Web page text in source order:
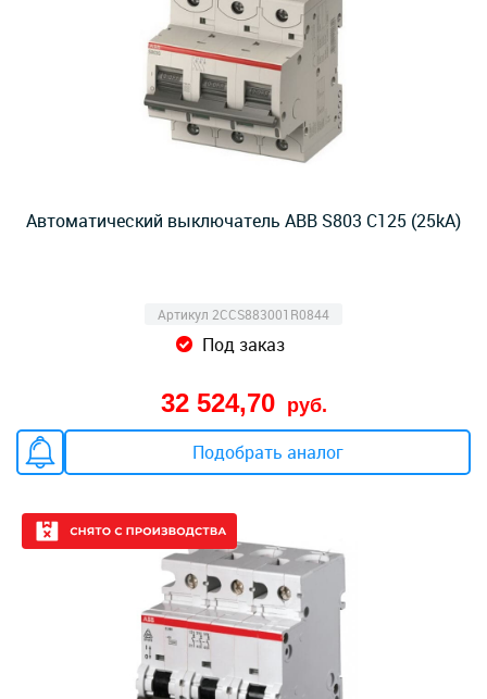
Автоматический выключатель ABB S803 C125 (25kA)
Артикул 2CCS883001R0844
Под заказ
32 524,70 руб.
Подобрать аналог